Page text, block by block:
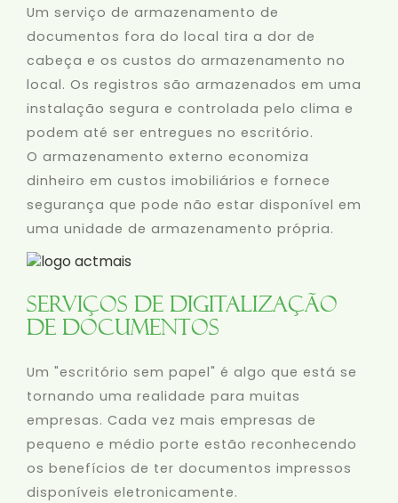
Um serviço de armazenamento de
documentos fora do local tira a dor de
cabeça e os custos do armazenamento no
local. Os registros são armazenados em uma
instalação segura e controlada pelo clima e
podem até ser entregues no escritório.
O armazenamento externo economiza
dinheiro em custos imobiliários e fornece
segurança que pode não estar disponível em
uma unidade de armazenamento própria.
Serviços de Digitalização
de Documentos
Um "escritório sem papel" é algo que está se
tornando uma realidade para muitas
empresas. Cada vez mais empresas de
pequeno e médio porte estão reconhecendo
os benefícios de ter documentos impressos
disponíveis eletronicamente.